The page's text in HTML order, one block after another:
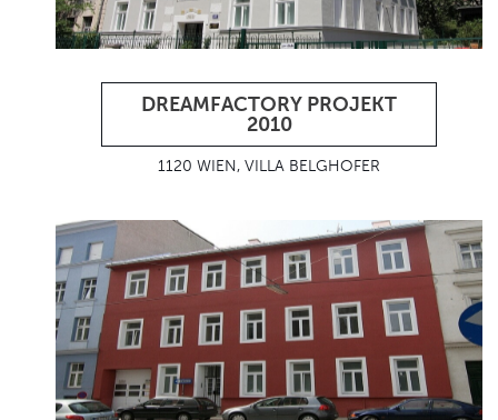
DREAMFACTORY PROJEKT
2010
1120 WIEN, VILLA BELGHOFER